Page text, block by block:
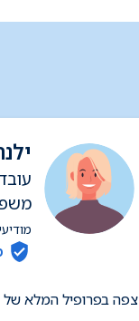
צפה בפרופיל המלא של